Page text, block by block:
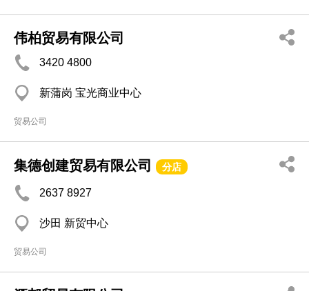
伟柏贸易有限公司
3420 4800
新蒲岗 宝光商业中心
贸易公司
集德创建贸易有限公司 分店
2637 8927
沙田 新贸中心
贸易公司